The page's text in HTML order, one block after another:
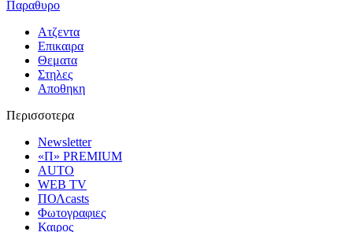
Παραθυρο
Ατζεντα
Επικαιρα
Θεματα
Στηλες
Αποθηκη
Περισσοτερα
Newsletter
«Π» PREMIUM
AUTO
WEB TV
ΠΟΛcasts
Φωτογραφιες
Καιρος